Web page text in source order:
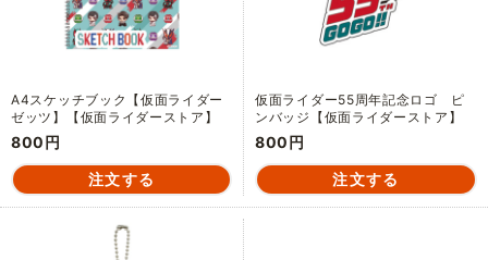
A4スケッチブック【仮面ライダー
ゼッツ】【仮面ライダーストア】
800円
仮面ライダー55周年記念ロゴ ピ
ンバッジ【仮面ライダーストア】
800円